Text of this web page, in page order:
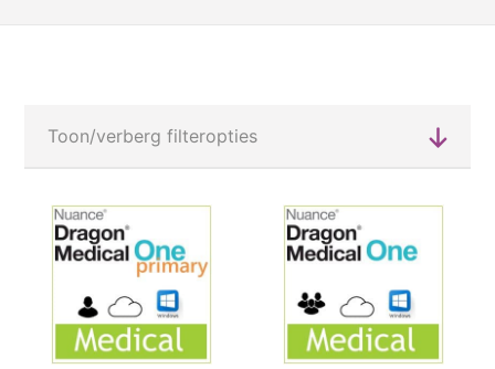
Toon/verberg filteropties
SUBCATEGORIEËN
Dragon Spraakherkenningssoftware
√ GRATIS Spraakherkenning testen
Dragon Professional 16 Abonnement